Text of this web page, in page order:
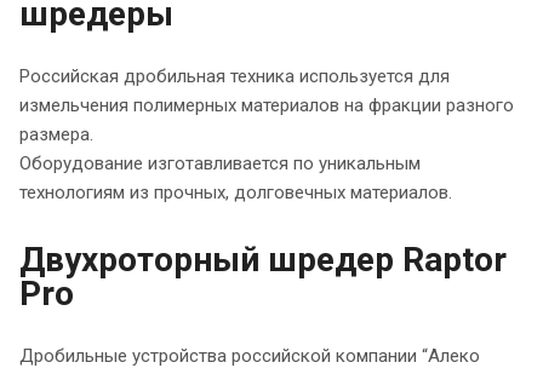
шредеры
Российская дробильная техника используется для
измельчения полимерных материалов на фракции разного
размера.
Оборудование изготавливается по уникальным
технологиям из прочных, долговечных материалов.
Двухроторный шредер Raptor
Pro
Дробильные устройства российской компании “Алеко